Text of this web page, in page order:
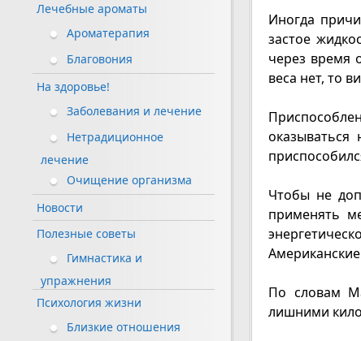
Иногда
застое
через время
веса нет, то
оказываться
Чтобы не
применять
По словам
лишними
Лечебные ароматы
Ароматерапия
Благовония
На здоровье!
Заболевания и лечение
Нетрадиционное
лечение
Очищение организма
Новости
Полезные советы
Гимнастика и
упражнения
Психология жизни
Близкие отношения